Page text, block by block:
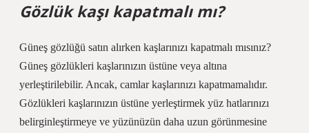
Gözlük kaşı kapatmalı mı?
Güneş gözlüğü satın alırken kaşlarınızı kapatmalı mısınız?
Güneş gözlükleri kaşlarınızın üstüne veya altına
yerleştirilebilir. Ancak, camlar kaşlarınızı kapatmamalıdır.
Gözlükleri kaşlarınızın üstüne yerleştirmek yüz hatlarınızı
belirginleştirmeye ve yüzünüzün daha uzun görünmesine